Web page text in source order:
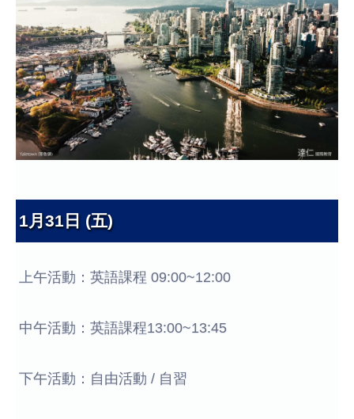
1月31日 (五)
上午活動：英語課程 09:00~12:00
中午活動：英語課程13:00~13:45
下午活動：自由活動 / 自習